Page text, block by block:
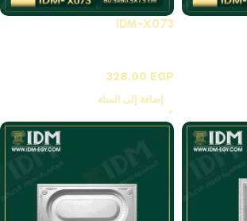
IDM-X073
328.00 EGP
إضافة إلى السلة